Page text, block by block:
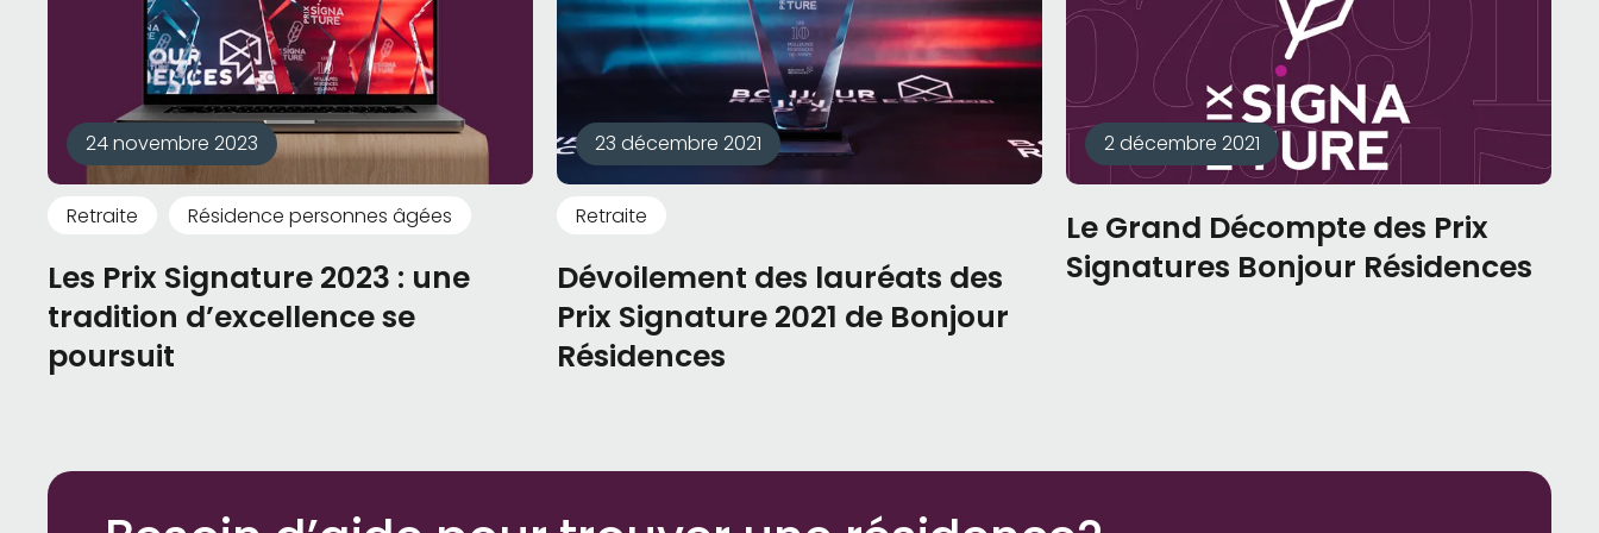
24 novembre 2023
Retraite Résidence personnes âgées
Les Prix Signature 2023 : une
tradition d’excellence se
poursuit
23 décembre 2021
Retraite
Dévoilement des lauréats des
Prix Signature 2021 de Bonjour
Résidences
2 décembre 2021
Le Grand Décompte des Prix
Signatures Bonjour Résidences